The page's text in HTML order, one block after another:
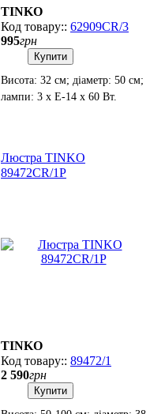
TINKO
62909CR/3
995грн
Купити
Висота: 32 см; діаметр: 50 см;
лампи: 3 х Е-14 х 60 Вт.
Люстра TINKO
89472CR/1P
TINKO
89472/1
2 590грн
Купити